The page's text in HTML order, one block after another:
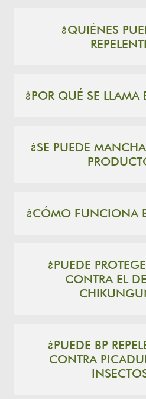
¿QUIÉNES
¿POR QUÉ SE LLAMA
¿SE PUEDE
¿CÓMO FUNCIONA
¿PUEDE
CONTRA EL
¿PUEDE BP
CONTRA